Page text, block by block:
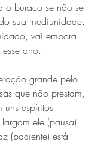
o buraco se não se
sua mediunidade.
vai embora
ano.
grande pelo
que não prestam,
uns espíritos
ele (pausa).
(paciente) está